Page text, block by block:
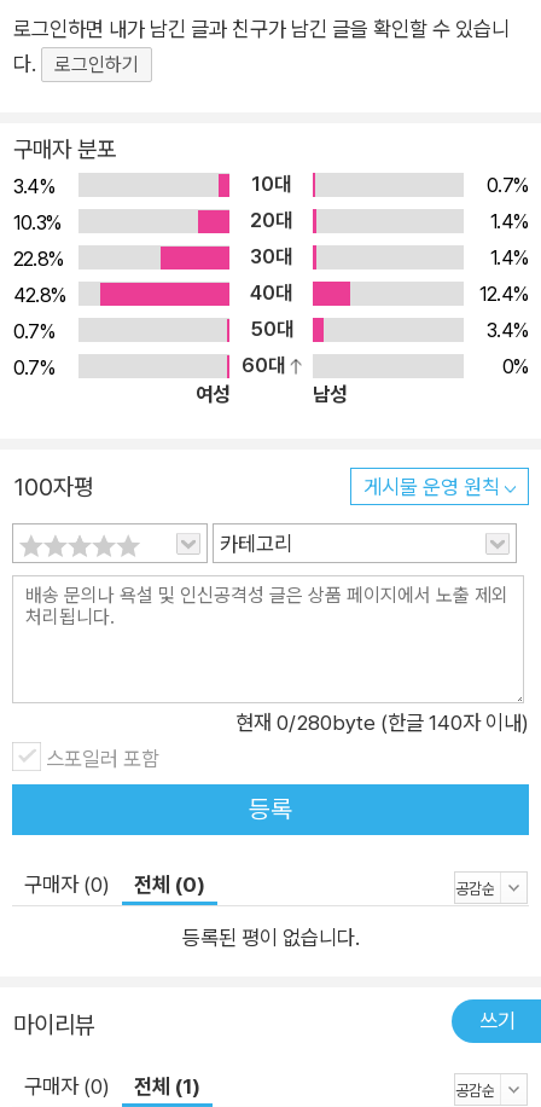
로그인하면 내가 남긴 글과 친구가 남긴 글을 확인할 수 있습니
다.
로그인하기
구매자 분포
3.4% 10대
0.7%
10.3%
20대
1.4%
22.8%
30대
1.4%
42.8%
40대
12.4%
0.7%
50대
3.4%
0.7%
60대
0%
여성
남성
100자평 게시물 운영 원칙
카테고리
현재 0/280byte (한글 140자 이내)
스포일러 포함
등록
구매자 (0) 전체 (0)
등록된 평이 없습니다.
마이리뷰 쓰기
구매자 (0) 전체 (1)